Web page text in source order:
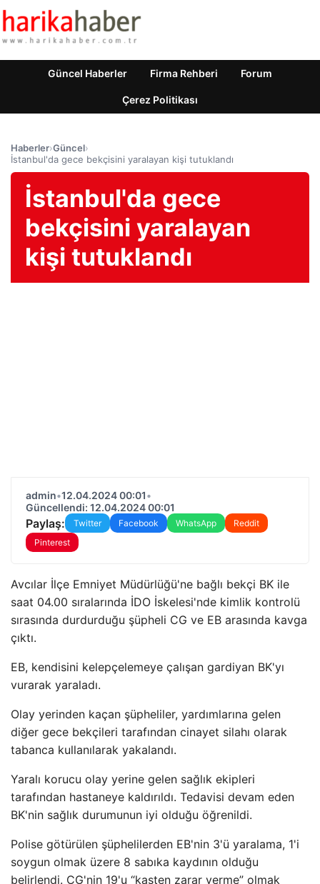
Güncel Haberler Firma Rehberi Forum
Çerez Politikası
Haberler›Güncel›
İstanbul'da gece bekçisini yaralayan kişi tutuklandı
İstanbul'da gece
bekçisini yaralayan
kişi tutuklandı
admin•12.04.2024 00:01•
Güncellendi: 12.04.2024 00:01
Paylaş: Twitter Facebook WhatsApp
Reddit
Pinterest
Avcılar İlçe Emniyet Müdürlüğü'ne bağlı bekçi BK ile
saat 04.00 sıralarında İDO İskelesi'nde kimlik kontrolü
sırasında durdurduğu şüpheli CG ve EB arasında kavga
çıktı.
EB, kendisini kelepçelemeye çalışan gardiyan BK'yı
vurarak yaraladı.
Olay yerinden kaçan şüpheliler, yardımlarına gelen
diğer gece bekçileri tarafından cinayet silahı olarak
tabanca kullanılarak yakalandı.
Yaralı korucu olay yerine gelen sağlık ekipleri
tarafından hastaneye kaldırıldı. Tedavisi devam eden
BK'nin sağlık durumunun iyi olduğu öğrenildi.
Polise götürülen şüphelilerden EB'nin 3'ü yaralama, 1'i
soygun olmak üzere 8 sabıka kaydının olduğu
belirlendi. CG'nin 19'u “kasten zarar verme” olmak